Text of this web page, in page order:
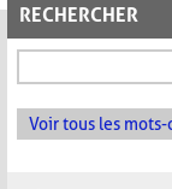
RECHERCHER
Voir tous les mots-